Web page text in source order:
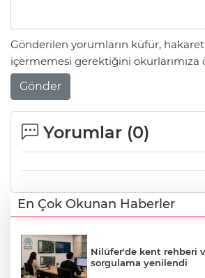
Gönderilen yorumların küfür,
içermemesi gerektiğini okurlarımıza
Gönder
Yorumlar (0)
En Çok Okunan Haberler
Nilüfer'de kent rehberi
sorgulama yenilendi